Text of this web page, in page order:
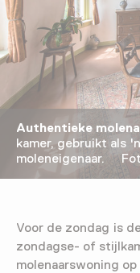
Authentieke
kamer, gebruikt als
moleneigenaar.
Voor de zondag is
zondagse- of
molenaarswoning